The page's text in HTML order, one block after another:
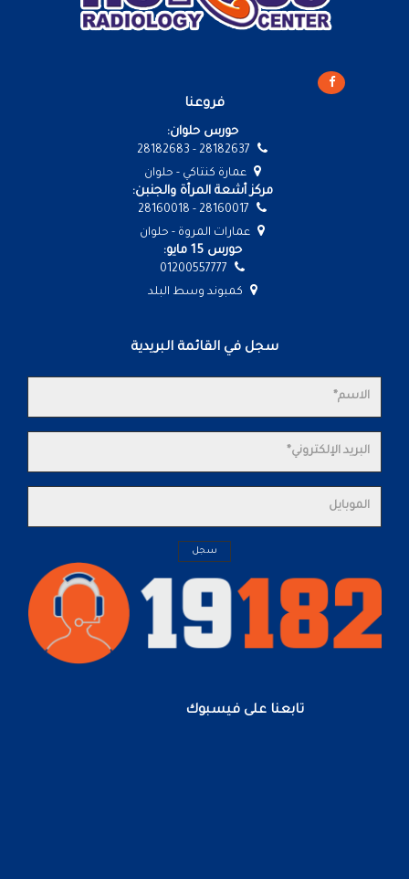
فروعنا
حورس حلوان:
عمارة كنتاكي - حلوان
مركز أشعة المرأة والجنبن:
عمارات المروة - حلوان
حورس 15 مايو:
كمبوند وسط البلد
سجل في القائمة البريدية
تابعنا على فيسبوك